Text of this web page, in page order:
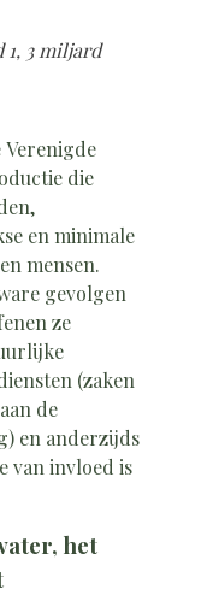
3 miljard
die
en minimale
mensen.
gevolgen
ze
(zaken
de
en anderzijds
van invloed is
het